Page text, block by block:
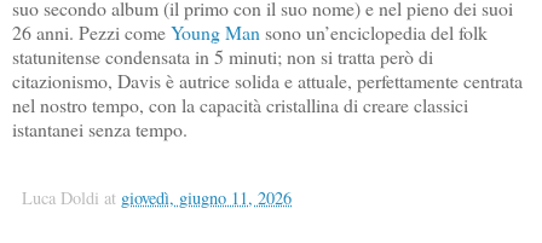
suo secondo album (il primo con il suo nome) e nel pieno dei suoi
26 anni. Pezzi comeYoung Man sono un’enciclopedia del folk
statunitense condensata in 5 minuti; non si tratta però di
citazionismo, Davis è autrice solida e attuale, perfettamente centrata
nel nostro tempo, con la capacità cristallina di creare classici
istantanei senza tempo.
Luca Doldi at giovedì, giugno 11, 2026